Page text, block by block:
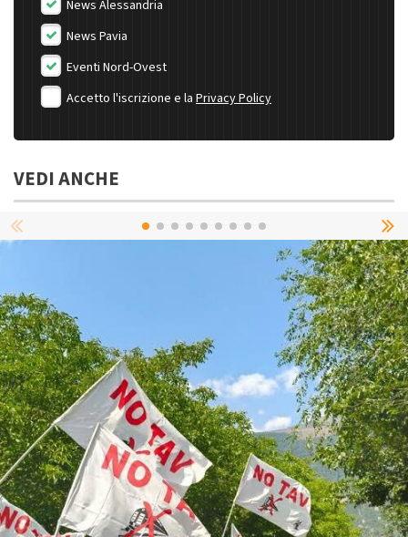
News Alessandria
News Pavia
Eventi Nord-Ovest
Accetto l'iscrizione e la Privacy Policy
VEDI ANCHE